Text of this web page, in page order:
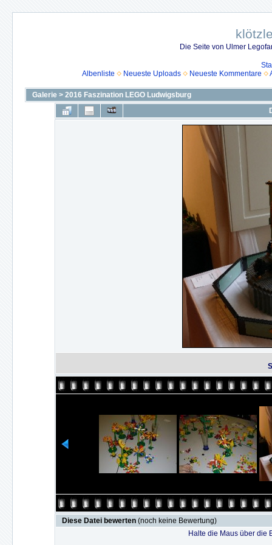
Die Seite von Ulmer
Albenliste
Neueste Uploads Neueste Kommentare
Galerie > 2016 Faszination LEGO Ludwigsburg
Diese Datei bewerten (noch keine Bewertung)
Halte die Maus über die